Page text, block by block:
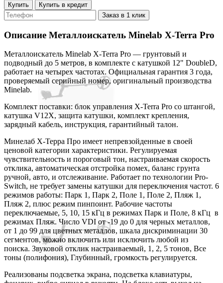
Купить
Купить в кредит
Заказ в 1 клик
Описание Металлоискатель Minelab X-Terra Pro
Металлоискатель Minelab X-Terra Pro — грунтовый и
подводный до 5 метров, в комплекте с катушкой 12" DoubleD,
работает на четырех частотах. Официальная гарантия 3 года,
проверяемый серийный номер, оригинальный производства
Minelab.
Комплект поставки: блок управления X-Terra Pro со штангой,
катушка V12X, защита катушки, комплект крепления,
зарядный кабель, инструкция, гарантийный талон.
Минелаб Х-Терра Про имеет непревзойденные в своей
ценовой категории характеристики. Регулируемая
чувствительность и пороговый тон, настраиваемая скорость
отклика, автоматическая отстройка помех, баланс грунта
ручной, авто, и отслеживание. Работает по технологии Pro-
Switch, не требует замены катушки для переключения частот. 6
режимов работы: Парк 1, Парк 2, Поле 1, Поле 2, Пляж 1,
Пляж 2, плюс режим пинпоинт. Рабочие частоты
переключаемые, 5, 10, 15 кГц в режимах Парк и Поле, 8 кГц в
режимах Пляж. Число VDI от -19 до 0 для черных металлов,
от 1 до 99 для цветных металлов, шкала дискриминации 30
сегментов, можно включить или исключить любой из
поиска. Звуковой отклик настраиваемый, 1, 2, 5 тонов, Все
тоны (полифония), Глубинный, громкость регулируется.
Реализованы подсветка экрана, подсветка клавиатуры,